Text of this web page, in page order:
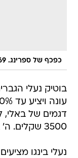
כפכף של ספרינג. 169 שקלים
בוטיק נעלי
3500 שקלים. ה' באייר 26, תל אביב.